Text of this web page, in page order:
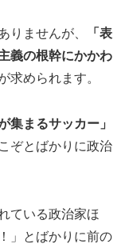
りませんが、
「表
義の根幹にかかわ
求められます。
集まるサッカー」
ぞとばかりに政治
ている政治家ほ
」とばかりに前の